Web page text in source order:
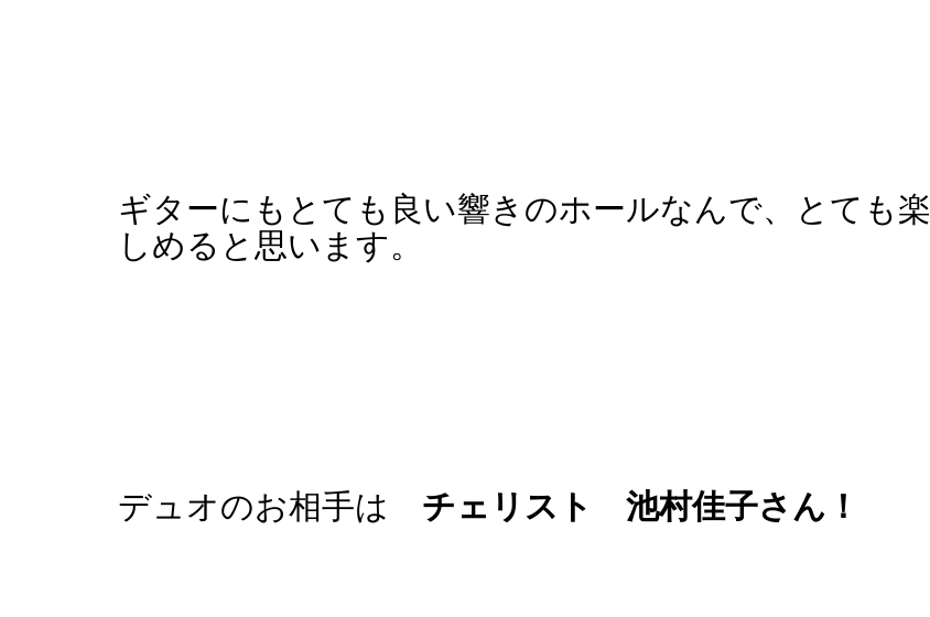
ギターにもとても良い響きのホールなんで、とても楽
しめると思います。
デュオのお相手は チェリスト 池村佳子さん！